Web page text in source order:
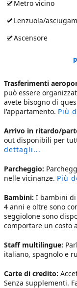
Metro vicino
Lenzuola/
Ascensore
Trasferimenti
può essere
avete bisogno di
l'appartamento. Più
Arrivo in ritardo/
out disponibili per
dettagli...
Parcheggio:
nelle vicinanze. Più
Bambini: I bambini
4 anni e oltre sono
seggiolone sono
comportare un costo
Staff multilingue:
italiano, spagnolo e
Carte di credito:
Senza supplementi.